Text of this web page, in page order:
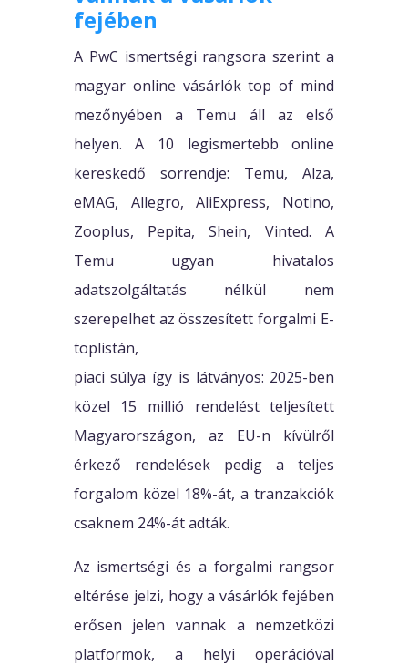
fejében
A PwC ismertségi rangsora szerint a
magyar online vásárlók top of mind
mezőnyében a Temu áll az első
helyen. A 10 legismertebb online
kereskedő sorrendje: Temu, Alza,
eMAG, Allegro, AliExpress, Notino,
Zooplus, Pepita, Shein, Vinted. A
Temu ugyan hivatalos
adatszolgáltatás nélkül nem
szerepelhet az összesített forgalmi E-
toplistán,
piaci súlya így is látványos: 2025-ben
közel 15 millió rendelést teljesített
Magyarországon, az EU-n kívülről
érkező rendelések pedig a teljes
forgalom közel 18%-át, a tranzakciók
csaknem 24%-át adták.
Az ismertségi és a forgalmi rangsor
eltérése jelzi, hogy a vásárlók fejében
erősen jelen vannak a nemzetközi
platformok, a helyi operációval